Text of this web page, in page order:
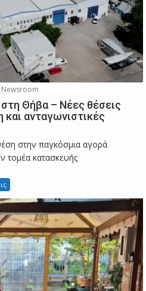
Θήβα – Νέες θέσεις
και ανταγωνιστικές
στην παγκόσμια αγορά
τομέα κατασκευής